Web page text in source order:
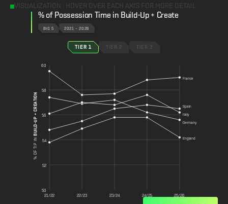
VISUALIZATION : HOVER OVER EACH AXIS FOR MORE DETAIL
% of Possession Time in Build-Up + Create
BIG 5 2021 – 2026
TIER 1 TIER 2 TIER 3
% OF TIP IN
BUILD-UP + CREATION
50
52
54
56
58
60
21/22 22/23 23/24 24/25 25/26
France
Spain
Germany
Italy
England